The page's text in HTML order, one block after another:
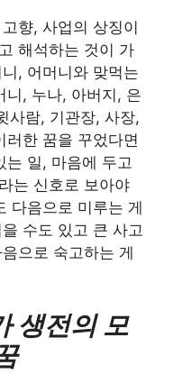
향, 사업의 상징이
해석하는 것이 가
, 어머니와 맞먹는
니, 누나, 아버지, 은
사람, 기관장, 사장,
러한 꿈을 꾸었다면
는 일, 마음에 두고
는 신호로 보아야
다음으로 미루는 게
수도 있고 큰 사고
으로 숙고하는 게
생전의 모